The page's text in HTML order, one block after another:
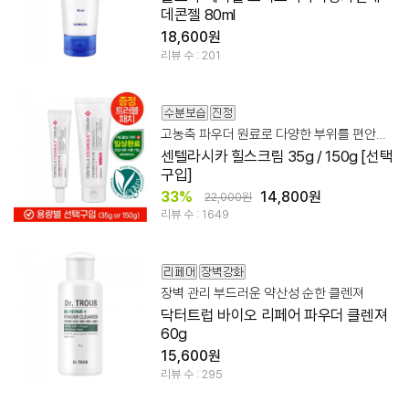
데콘젤 80ml
18,600원
리뷰 수 : 201
고농축 파우더 원료로 다양한 부위를 편안하고 깨끗하게
센텔라시카 힐스크림 35g / 150g [선택
구입]
33% 22,000원 14,800원
리뷰 수 : 1649
장벽 관리 부드러운 약산성 순한 클렌져
닥터트럽 바이오 리페어 파우더 클렌져
60g
15,600원
리뷰 수 : 295